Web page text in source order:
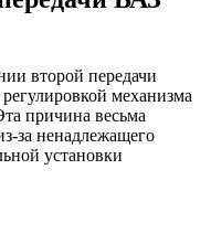
второй передачи
механизма
причина весьма
за ненадлежащего
установки